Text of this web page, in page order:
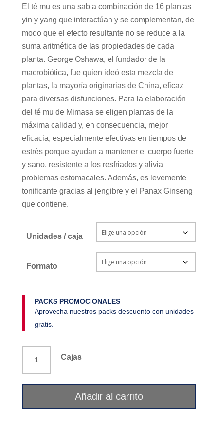
El té mu es una sabia combinación de 16 plantas
yin y yang que interactúan y se complementan, de
modo que el efecto resultante no se reduce a la
suma aritmética de las propiedades de cada
planta. George Oshawa, el fundador de la
macrobiótica, fue quien ideó esta mezcla de
plantas, la mayoría originarias de China, eficaz
para diversas disfunciones. Para la elaboración
del té mu de Mimasa se eligen plantas de la
máxima calidad y, en consecuencia, mejor
eficacia, especialmente efectivas en tiempos de
estrés porque ayudan a mantener el cuerpo fuerte
y sano, resistente a los resfriados y alivia
problemas estomacales. Además, es levemente
tonificante gracias al jengibre y el Panax Ginseng
que contiene.
Unidades / caja
Formato
PACKS PROMOCIONALES
Aprovecha nuestros packs descuento con unidades
gratis.
Cajas
Añadir al carrito